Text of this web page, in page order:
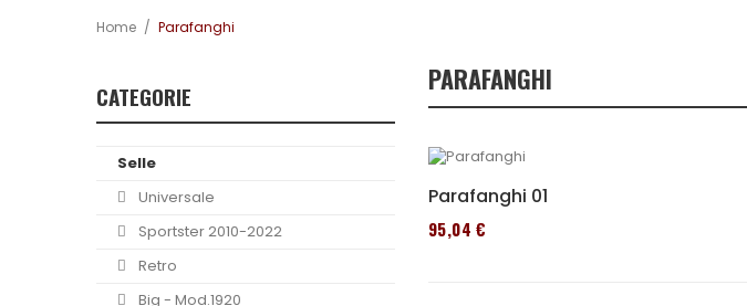
Home / Parafanghi
CATEGORIE
Selle
Universale
Sportster 2010-2022
Retro
Big - Mod.1920
PARAFANGHI
Parafanghi 01
95,04 €